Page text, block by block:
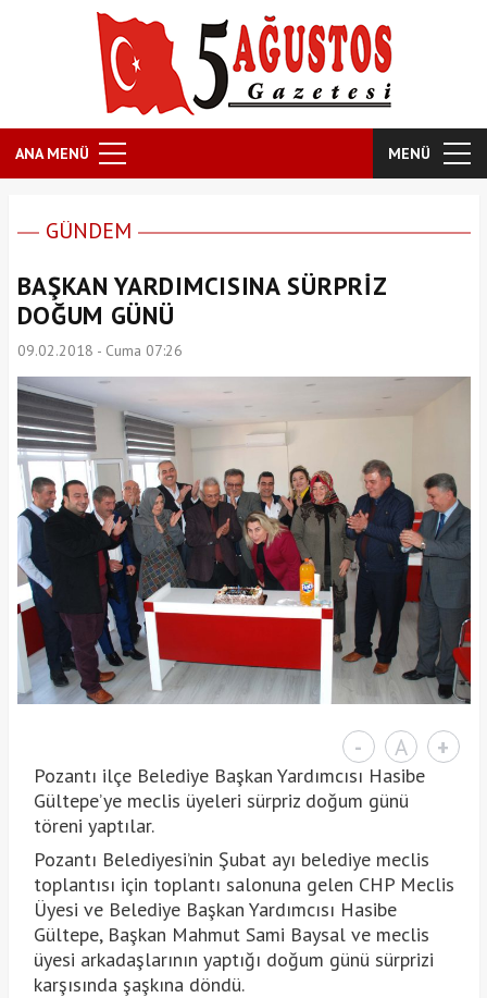
ANA MENÜ MENÜ
GÜNDEM
BAŞKAN YARDIMCISINA SÜRPRİZ
DOĞUM GÜNÜ
09.02.2018 - Cuma 07:26
- A +
Pozantı ilçe Belediye Başkan Yardımcısı Hasibe
Gültepe’ye meclis üyeleri sürpriz doğum günü
töreni yaptılar.
Pozantı Belediyesi’nin Şubat ayı belediye meclis
toplantısı için toplantı salonuna gelen CHP Meclis
Üyesi ve Belediye Başkan Yardımcısı Hasibe
Gültepe, Başkan Mahmut Sami Baysal ve meclis
üyesi arkadaşlarının yaptığı doğum günü sürprizi
karşısında şaşkına döndü.